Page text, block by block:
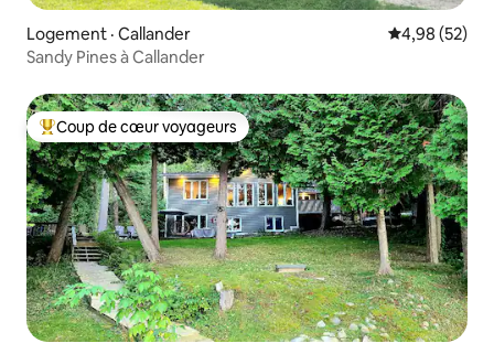
Logement · Callander Note
4,98 (52)
Sandy Pines à Callander
Coup de cœur voyageurs parmi les plus aimés
Coup de cœur voyageurs